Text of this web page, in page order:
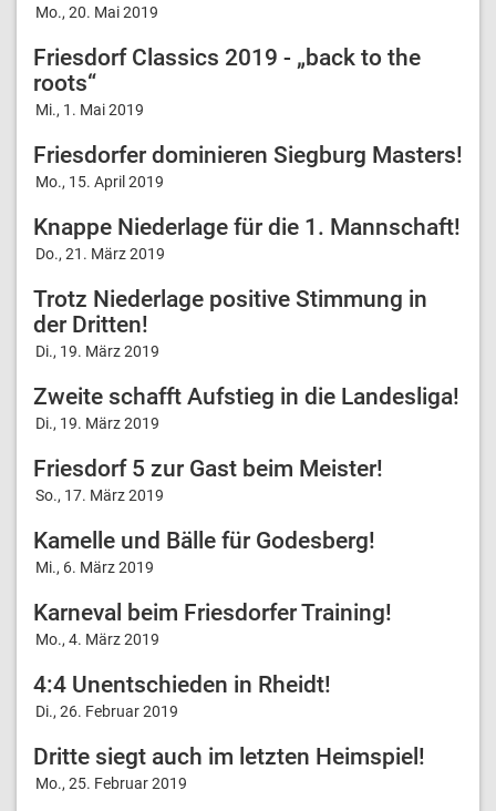
Mo., 20. Mai 2019
Friesdorf Classics 2019 - „back to the
roots“
Mi., 1. Mai 2019
Friesdorfer dominieren Siegburg Masters!
Mo., 15. April 2019
Knappe Niederlage für die 1. Mannschaft!
Do., 21. März 2019
Trotz Niederlage positive Stimmung in
der Dritten!
Di., 19. März 2019
Zweite schafft Aufstieg in die Landesliga!
Di., 19. März 2019
Friesdorf 5 zur Gast beim Meister!
So., 17. März 2019
Kamelle und Bälle für Godesberg!
Mi., 6. März 2019
Karneval beim Friesdorfer Training!
Mo., 4. März 2019
4:4 Unentschieden in Rheidt!
Di., 26. Februar 2019
Dritte siegt auch im letzten Heimspiel!
Mo., 25. Februar 2019